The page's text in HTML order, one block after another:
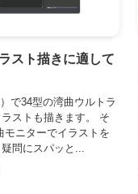
スト描きに適して
で34型の湾曲ウルトラ
ストも描きます。 そ
モニターでイラストを
問にスパッと...